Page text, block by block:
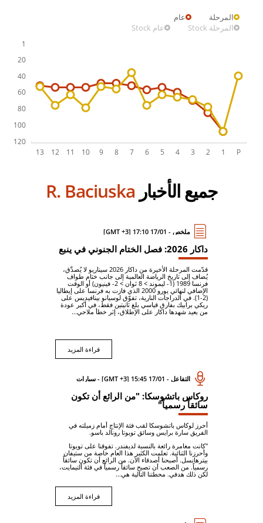
المرحلة
عام
المرحلة Stock
عام Stock
جميع الأخبار R. Baciuska
ملخص - 17/01 17:10 [GMT +3]
داكار 2026: فصل الختام الجنوني في ينبع
قدّمت المرحلة الأخيرة من داكار 2026 سيناريو لا يُصدَّق،
يُضاف إلى تاريخ الرياضة العالمية إلى جانب ختام طواف
فرنسا 1989 (1- ليموند > 8 ثوان > 2- فينيون) أو الوقت
الإضافي لنهائي يورو 2000 الذي فازت به فرنسا على إيطاليا
(2-1). في الدراجات النارية، تفوّق لوسيانو بينافيديس على
ريكي برابيك بفارق قياسي بلغ ثانيتين فقط، في أكبر عودة
من بعيد شهدها داكار على الإطلاق، إثر خطأ ملاحي...
قراءة المزيد
التفاعل - 17/01 15:45 [GMT +3] - سيارات
روكاس باتشوسكا: "من الرائع أن تكون
سائقاً رسمياً"
أحرز لوكاس باتشوسكا لقب فئة الإنتاج أمام زميلته في
الفريق سارة برايس وسائق تويوتا رونالد باسو.
"كانت مغامرة رائعة بالنسبة لديفندر. تفوقنا على تويوتا
وأحرزنا الثنائية. تعلمت الكثير هذا العام خاصة من ستيفان
بيترهانسل. أصبحنا أصدقاء الآن. من الرائع أن تكون سائقاً
رسمياً. من الصعب أن تصبح سائقاً رسمياً في فئة ألتيمايت،
لكن ذلك هدفي. محطتنا التالية هي...
قراءة المزيد